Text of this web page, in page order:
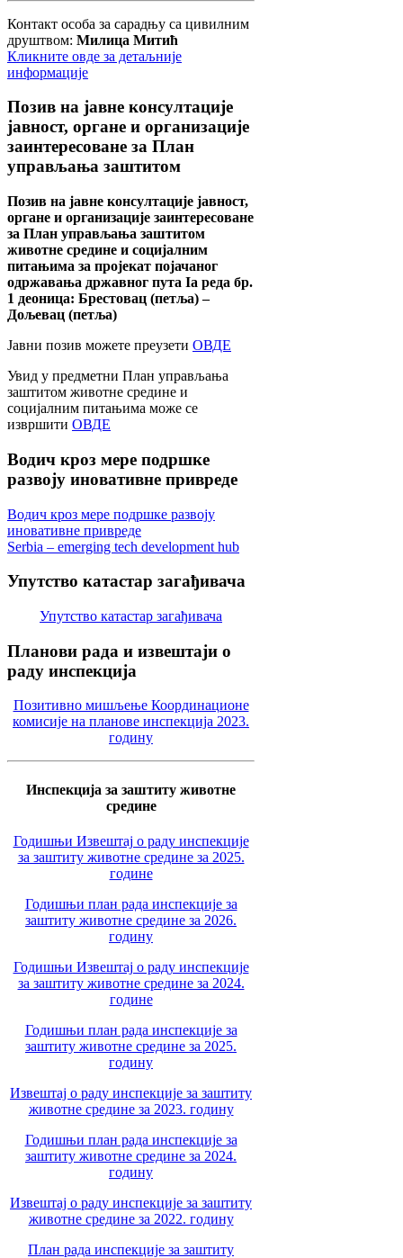
Контакт особа за сарадњу са цивилним
друштвом: Милица Митић
Кликните овде за детаљније
информације
Позив на јавне консултације
јавност, органе и организације
заинтересоване за План
управљања заштитом
Позив на јавне консултације јавност,
органе и организације заинтересоване
за План управљања заштитом
животне средине и социјалним
питањима за пројекат појачаног
одржавања државног пута Ia реда бр.
1 деоница: Брестовац (петља) –
Дољевац (петља)
Јавни позив можете преузети ОВДЕ
Увид у предметни План управљања
заштитом животне средине и
социјалним питањима може се
извршити ОВДЕ
Водич кроз мере подршке
развоју иновативне привреде
Водич кроз мере подршке развоју
иновативне привреде
Serbia – emerging tech development hub
Упутство катастар загађивача
Упутство катастар загађивача
Планови рада и извештаји о
раду инспекција
Позитивно мишљење Координационе
комисије на планове инспекција 2023.
годину
Инспекција за заштиту животне
средине
Годишњи Извештај о раду инспекције
за заштиту животне средине за 2025.
године
Годишњи план рада инспекције за
заштиту животне средине за 2026.
годину
Годишњи Извештај о раду инспекције
за заштиту животне средине за 2024.
године
Годишњи план рада инспекције за
заштиту животне средине за 2025.
годину
Извештај о раду инспекције за заштиту
животне средине за 2023. годину
Годишњи план рада инспекције за
заштиту животне средине за 2024.
годину
Извештај о раду инспекције за заштиту
животне средине за 2022. годину
План рада инспекције за заштиту